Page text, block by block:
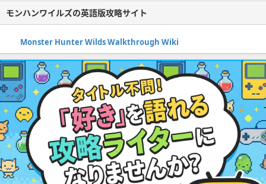
モンハンワイルズの英語版攻略サイト
Monster Hunter Wilds Walkthrough Wiki